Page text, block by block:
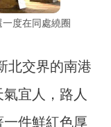
度在同處繞圈
北交界的南港
宜人，路人
件鮮紅色厚